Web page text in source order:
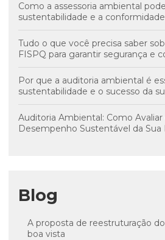
Como a assessoria ambiental
sustentabilidade e a
Tudo o que você precisa saber
FISPQ para garantir segurança e
Por que a auditoria ambiental é
sustentabilidade e o sucesso da
Auditoria Ambiental: Como Avaliar
Desempenho Sustentável da Sua
Blog
A proposta de reestruturação
boa vista